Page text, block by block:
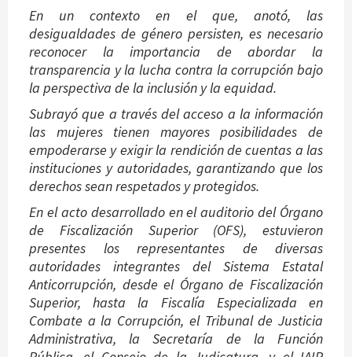
En un contexto en el que, anotó, las
desigualdades de género persisten, es necesario
reconocer la importancia de abordar la
transparencia y la lucha contra la corrupción bajo
la perspectiva de la inclusión y la equidad.
Subrayó que a través del acceso a la información
las mujeres tienen mayores posibilidades de
empoderarse y exigir la rendición de cuentas a las
instituciones y autoridades, garantizando que los
derechos sean respetados y protegidos.
En el acto desarrollado en el auditorio del Órgano
de Fiscalización Superior (OFS), estuvieron
presentes los representantes de diversas
autoridades integrantes del Sistema Estatal
Anticorrupción, desde el Órgano de Fiscalización
Superior, hasta la Fiscalía Especializada en
Combate a la Corrupción, el Tribunal de Justicia
Administrativa, la Secretaría de la Función